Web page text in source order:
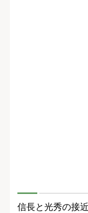
信長と光秀の接